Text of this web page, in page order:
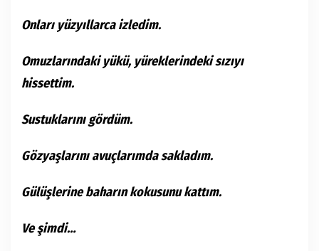
Onları yüzyıllarca izledim.
Omuzlarındaki yükü, yüreklerindeki sızıyı
hissettim.
Sustuklarını gördüm.
Gözyaşlarını avuçlarımda sakladım.
Gülüşlerine baharın kokusunu kattım.
Ve şimdi…